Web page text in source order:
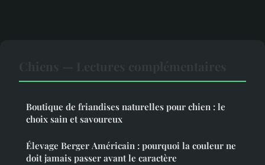
Boutique de friandises naturelles pour chien : le
choix sain et savoureux
Élevage Berger Américain : pourquoi la couleur ne
doit jamais passer avant le caractère